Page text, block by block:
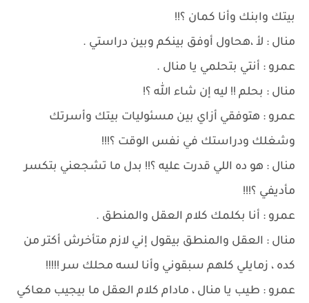
بيتك وابنك وأنا كمان ؟!!
منال : لأ ،هحاول أوفق بينكم وبين دراستي .
عمرو : أنتي بتحلمي يا منال .
منال : بحلم !! ليه إن شاء الله ؟!
عمرو : هتوفقي أزاي بين مسئوليات بيتك وأسرتك
وشغلك ودراستك في نفس الوقت ؟!!!
منال : هو ده اللي قدرت عليه ؟!! بدل ما تشجعني بتكسر
مأديفي ؟!!!
عمرو : أنا بكلمك كلام العقل والمنطق .
منال : العقل والمنطق بيقول إني لازم متأخرش أكتر من
كده ، زمايلي كلهم سبقوني وأنا لسه محلك سر !!!!!
عمرو : طيب يا منال ، مادام كلام العقل ما بيجيب معاكي